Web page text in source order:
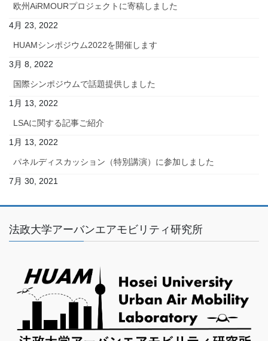
欧州AiRMOURプロジェクトに寄稿しました
4月 23, 2022
HUAMシンポジウム2022を開催します
3月 8, 2022
国際シンポジウムで話題提供しました
1月 13, 2022
LSAに関する記事ご紹介
1月 13, 2022
パネルディスカッション（特別講演）に参加しました
7月 30, 2021
法政大学アーバンエアモビリティ研究所